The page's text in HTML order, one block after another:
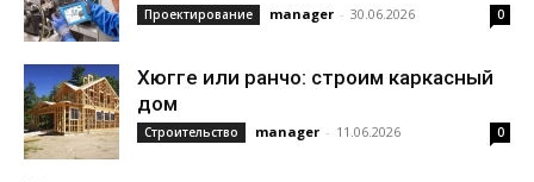
Проектирование manager - 30.06.2026 0
Хюгге или ранчо: строим каркасный
дом
Строительство manager - 11.06.2026 0